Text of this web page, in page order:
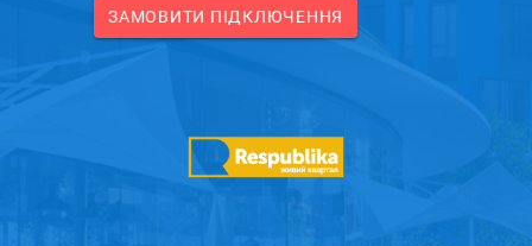
ЗАМОВИТИ ПІДКЛЮЧЕННЯ